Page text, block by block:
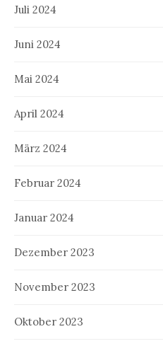
Juli 2024
Juni 2024
Mai 2024
April 2024
März 2024
Februar 2024
Januar 2024
Dezember 2023
November 2023
Oktober 2023